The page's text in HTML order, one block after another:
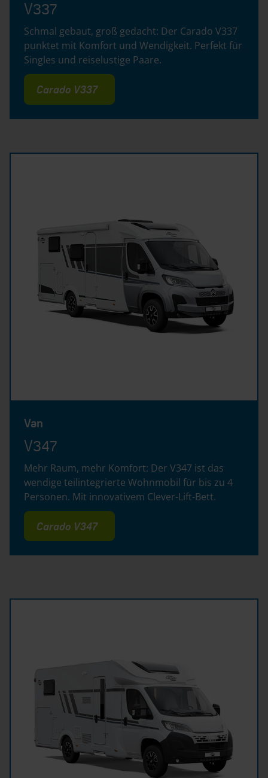
V337
Schmal gebaut, groß gedacht: Der Carado V337
punktet mit Komfort und Wendigkeit. Perfekt für
Singles und reiselustige Paare.
Carado V337
Van
V347
Mehr Raum, mehr Komfort: Der V347 ist das
wendige teilintegrierte Wohnmobil für bis zu 4
Personen. Mit innovativem Clever-Lift-Bett.
Carado V347